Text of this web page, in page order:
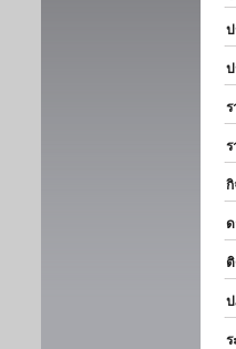
ปร
ปร
รา
รา
กิจ
ดา
ติ
ปฏิ
ระ